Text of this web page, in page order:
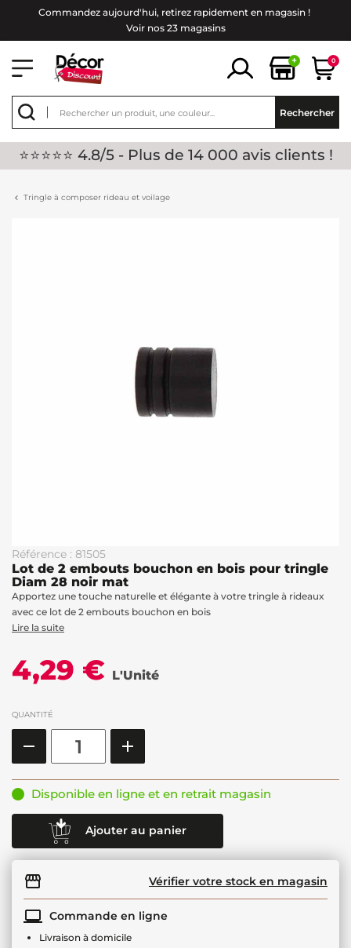
Commandez aujourd'hui, retirez rapidement en magasin !
Voir nos 23 magasins
+ 0
Rechercher
⭐⭐⭐⭐⭐ 4.8/5 - Plus de 14 000 avis clients !
Tringle à composer rideau et voilage
Référence : 81505
Lot de 2 embouts bouchon en bois pour tringle
Diam 28 noir mat
Apportez une touche naturelle et élégante à votre tringle à rideaux
avec ce lot de 2 embouts bouchon en bois
Lire la suite
4,29 € L'Unité
QUANTITÉ
Disponible en ligne et en retrait magasin
Ajouter au panier
Vérifier votre stock en magasin
Commande en ligne
Livraison à domicile